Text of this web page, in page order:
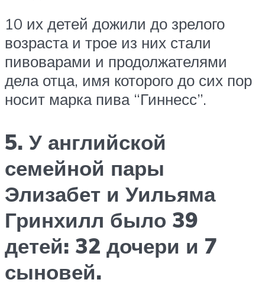
10 их детей дожили до зрелого
возраста и трое из них стали
пивоварами и продолжателями
дела отца, имя которого до сих пор
носит марка пива “Гиннесс”.
5. У английской
семейной пары
Элизабет и Уильяма
Гринхилл было 39
детей: 32 дочери и 7
сыновей.